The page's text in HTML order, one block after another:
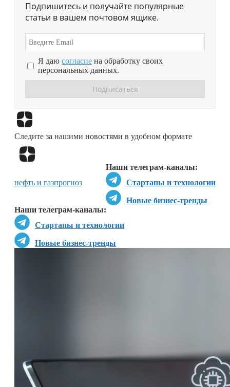
Подпишитесь и получайте популярные
статьи в вашем почтовом ящике.
Я даю согласие на обработку своих
персональных данных.
Следите за нашими новостями в удобном формате
Наши телеграм-каналы:
Стартапы и технологии
Новые бизнес-тренды
Наши телеграм-каналы:
Стартапы и технологии
Новые бизнес-тренды
нефть и газпрогноз